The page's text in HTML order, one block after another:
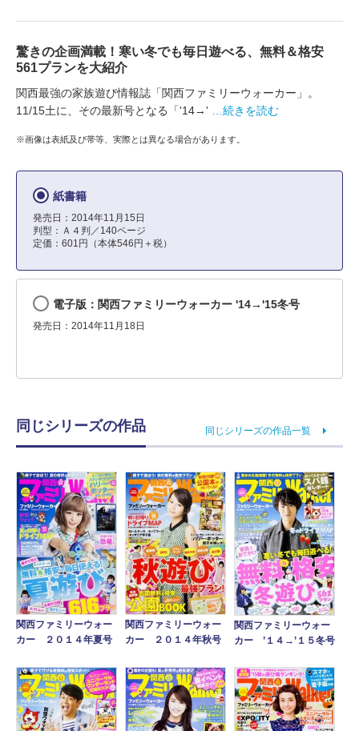
驚きの企画満載！寒い冬でも毎日遊べる、無料＆格安
561プランを大紹介
関西最強の家族遊び情報誌「関西ファミリーウォーカー」。
11/15土に、その最新号となる「'14→'
…続きを読む
※画像は表紙及び帯等、実際とは異なる場合があります。
紙書籍
発売日：2014年11月15日
判型：Ａ４判／140ページ
定価：601円（本体546円＋税）
電子版：関西ファミリーウォーカー '14→'15冬号
発売日：2014年11月18日
同じシリーズの作品 同じシリーズの作品一覧
関西ファミリーウォー
カー ２０１４年夏号
関西ファミリーウォー
カー ２０１４年秋号
関西ファミリーウォー
カー ’１４→’１５冬号